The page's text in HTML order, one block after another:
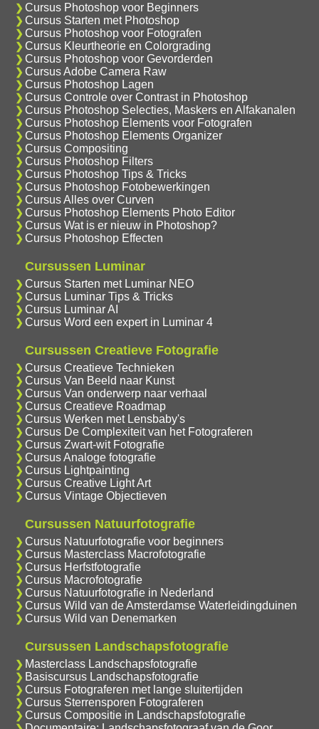
Cursus Photoshop voor Beginners
Cursus Starten met Photoshop
Cursus Photoshop voor Fotografen
Cursus Kleurtheorie en Colorgrading
Cursus Photoshop voor Gevorderden
Cursus Adobe Camera Raw
Cursus Photoshop Lagen
Cursus Controle over Contrast in Photoshop
Cursus Photoshop Selecties, Maskers en Alfakanalen
Cursus Photoshop Elements voor Fotografen
Cursus Photoshop Elements Organizer
Cursus Compositing
Cursus Photoshop Filters
Cursus Photoshop Tips & Tricks
Cursus Photoshop Fotobewerkingen
Cursus Alles over Curven
Cursus Photoshop Elements Photo Editor
Cursus Wat is er nieuw in Photoshop?
Cursus Photoshop Effecten
Cursussen Luminar
Cursus Starten met Luminar NEO
Cursus Luminar Tips & Tricks
Cursus Luminar AI
Cursus Word een expert in Luminar 4
Cursussen Creatieve Fotografie
Cursus Creatieve Technieken
Cursus Van Beeld naar Kunst
Cursus Van onderwerp naar verhaal
Cursus Creatieve Roadmap
Cursus Werken met Lensbaby's
Cursus De Complexiteit van het Fotograferen
Cursus Zwart-wit Fotografie
Cursus Analoge fotografie
Cursus Lightpainting
Cursus Creative Light Art
Cursus Vintage Objectieven
Cursussen Natuurfotografie
Cursus Natuurfotografie voor beginners
Cursus Masterclass Macrofotografie
Cursus Herfstfotografie
Cursus Macrofotografie
Cursus Natuurfotografie in Nederland
Cursus Wild van de Amsterdamse Waterleidingduinen
Cursus Wild van Denemarken
Cursussen Landschapsfotografie
Masterclass Landschapsfotografie
Basiscursus Landschapsfotografie
Cursus Fotograferen met lange sluitertijden
Cursus Sterrensporen Fotograferen
Cursus Compositie in Landschapsfotografie